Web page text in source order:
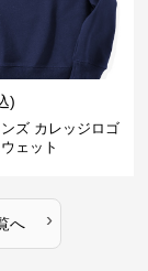
)
ズ カレッジロゴ
ェット
へ ›